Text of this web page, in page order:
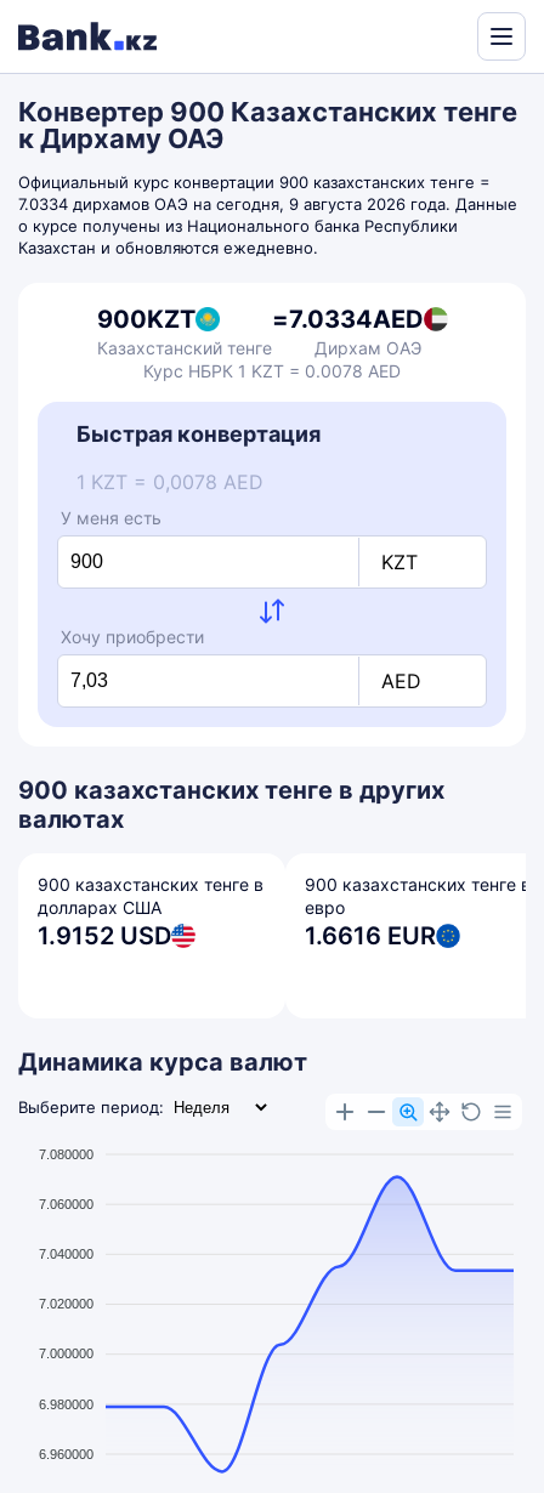
by
Translate
Конвертер 900 Казахстанских тенге
к Дирхаму ОАЭ
Официальный курс конвертации 900 казахстанских тенге =
7.0334 дирхамов ОАЭ на сегодня, 9 августа 2026 года. Данные
о курсе получены из Национального банка Республики
Казахстан и обновляются ежедневно.
900KZT
Казахстанский тенге
=7.0334AED
Дирхам ОАЭ
Курс НБРК 1 KZT = 0.0078 AED
Быстрая конвертация
1 KZT = 0,0078 AED
У меня есть
KZT
Хочу приобрести
AED
900 казахстанских тенге в других
валютах
900 казахстанских тенге в
долларах США
1.9152 USD
900 казахстанских тенге в
евро
1.6616 EUR
Динамика курса валют
Выберите период:
7.080000
7.060000
7.040000
7.020000
7.000000
6.980000
6.960000